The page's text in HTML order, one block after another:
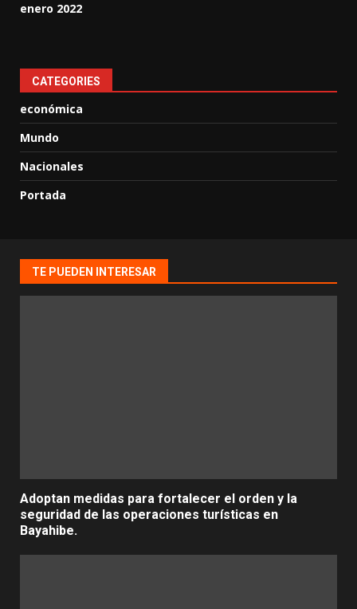
enero 2022
CATEGORIES
económica
Mundo
Nacionales
Portada
TE PUEDEN INTERESAR
Adoptan medidas para fortalecer el orden y la
seguridad de las operaciones turísticas en
Bayahibe.